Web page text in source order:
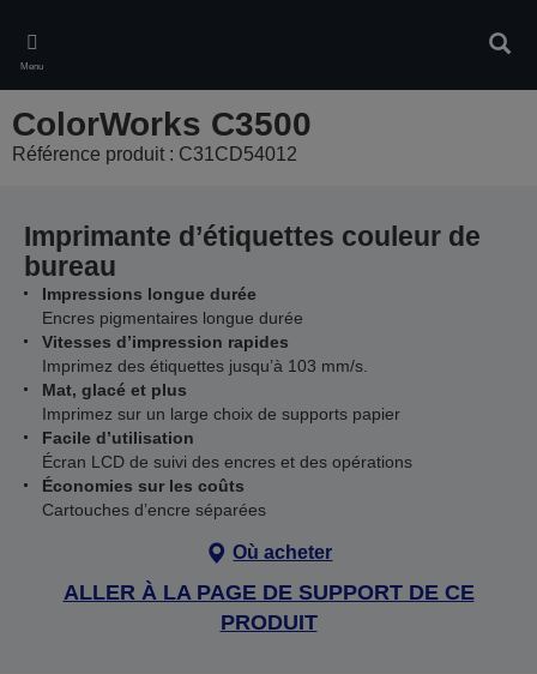
main
content
Menu
ColorWorks C3500
Référence produit : C31CD54012
Imprimante d’étiquettes couleur de
bureau
Impressions longue durée
Encres pigmentaires longue durée
Vitesses d’impression rapides
Imprimez des étiquettes jusqu’à 103 mm/s.
Mat, glacé et plus
Imprimez sur un large choix de supports papier
Facile d’utilisation
Écran LCD de suivi des encres et des opérations
Économies sur les coûts
Cartouches d’encre séparées
Où acheter
ALLER À LA PAGE DE SUPPORT DE CE
PRODUIT